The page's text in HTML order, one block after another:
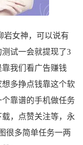
女神，可以说有
试一会就提现了3
我们看广告赚钱
多挣点钱靠这个软
靠谱的手机做任务
，点赞关注等，永
很多简单任务一两